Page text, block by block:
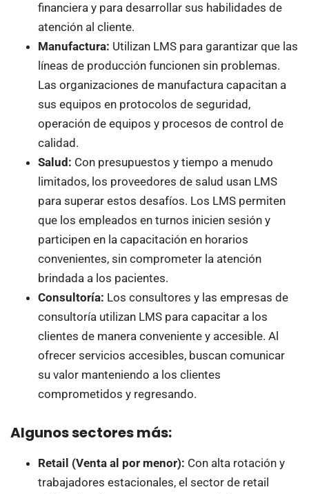
financiera y para desarrollar sus habilidades de
atención al cliente.
Manufactura: Utilizan LMS para garantizar que las
líneas de producción funcionen sin problemas.
Las organizaciones de manufactura capacitan a
sus equipos en protocolos de seguridad,
operación de equipos y procesos de control de
calidad.
Salud: Con presupuestos y tiempo a menudo
limitados, los proveedores de salud usan LMS
para superar estos desafíos. Los LMS permiten
que los empleados en turnos inicien sesión y
participen en la capacitación en horarios
convenientes, sin comprometer la atención
brindada a los pacientes.
Consultoría: Los consultores y las empresas de
consultoría utilizan LMS para capacitar a los
clientes de manera conveniente y accesible. Al
ofrecer servicios accesibles, buscan comunicar
su valor manteniendo a los clientes
comprometidos y regresando.
Algunos sectores más:
Retail (Venta al por menor): Con alta rotación y
trabajadores estacionales, el sector de retail